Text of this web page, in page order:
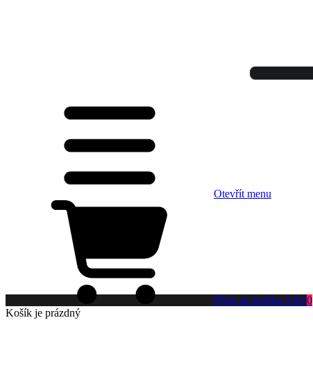
Otevřít menu
Přejít do košíku 0 Kč0
Košík je prázdný